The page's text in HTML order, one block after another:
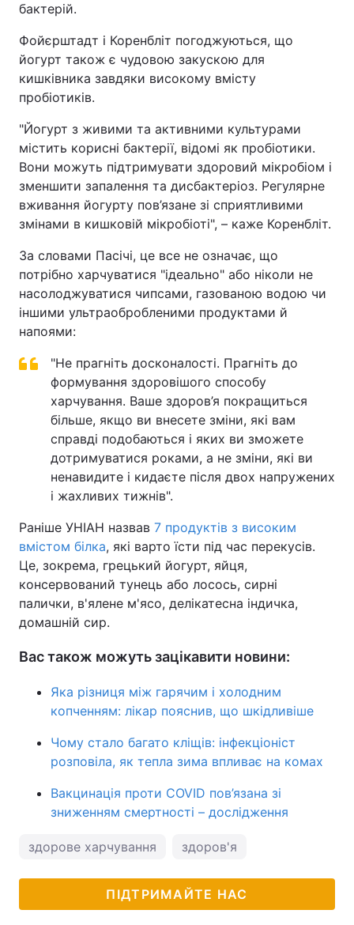
бактерій.
Фойєрштадт і Коренбліт погоджуються, що
йогурт також є чудовою закускою для
кишківника завдяки високому вмісту
пробіотиків.
"Йогурт з живими та активними культурами
містить корисні бактерії, відомі як пробіотики.
Вони можуть підтримувати здоровий мікробіом і
зменшити запалення та дисбактеріоз. Регулярне
вживання йогурту пов’язане зі сприятливими
змінами в кишковій мікробіоті", – каже Коренбліт.
За словами Пасічі, це все не означає, що
потрібно харчуватися "ідеально" або ніколи не
насолоджуватися чипсами, газованою водою чи
іншими ультраобробленими продуктами й
напоями:
"Не прагніть досконалості. Прагніть до
формування здоровішого способу
харчування. Ваше здоров’я покращиться
більше, якщо ви внесете зміни, які вам
справді подобаються і яких ви зможете
дотримуватися роками, а не зміни, які ви
ненавидите і кидаєте після двох напружених
і жахливих тижнів".
Раніше УНІАН назвав 7 продуктів з високим
вмістом білка, які варто їсти під час перекусів.
Це, зокрема, грецький йогурт, яйця,
консервований тунець або лосось, сирні
палички, в'ялене м'ясо, делікатесна індичка,
домашній сир.
Вас також можуть зацікавити новини:
Яка різниця між гарячим і холодним
копченням: лікар пояснив, що шкідливіше
Чому стало багато кліщів: інфекціоніст
розповіла, як тепла зима впливає на комах
Вакцинація проти COVID пов’язана зі
зниженням смертності – дослідження
здорове харчування здоров'я
ПІДТРИМАЙТЕ НАС